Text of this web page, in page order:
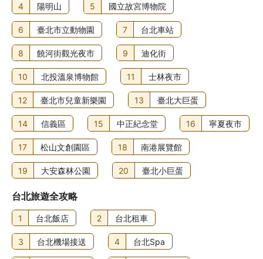
4 陽明山 5 國立故宮博物院
6 臺北市立動物園 7 台北車站
8 饒河街觀光夜市 9 迪化街
10 北投溫泉博物館 11 士林夜市
12 臺北市兒童新樂園 13 臺北大巨蛋
14 信義區 15 中正紀念堂 16 寧夏夜市
17 松山文創園區 18 南港展覽館
19 大安森林公園 20 臺北小巨蛋
台北旅遊全攻略
1 台北飯店 2 台北租車
3 台北機場接送 4 台北Spa